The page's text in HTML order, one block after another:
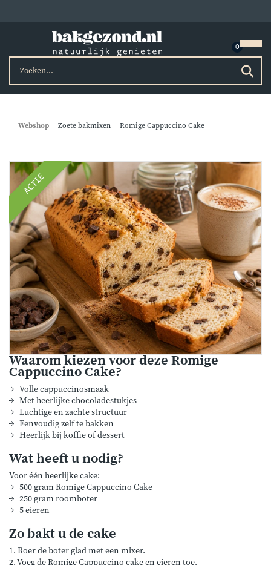
Webshop Zoete bakmixen Romige Cappuccino Cake
ACTIE
Waarom kiezen voor deze Romige
Cappuccino Cake?
Volle cappuccinosmaak
Met heerlijke chocoladestukjes
Luchtige en zachte structuur
Eenvoudig zelf te bakken
Heerlijk bij koffie of dessert
Wat heeft u nodig?
Voor één heerlijke cake:
500 gram Romige Cappuccino Cake
250 gram roomboter
5 eieren
Zo bakt u de cake
1. Roer de boter glad met een mixer.
2. Voeg de Romige Cappuccino cake en eieren toe.